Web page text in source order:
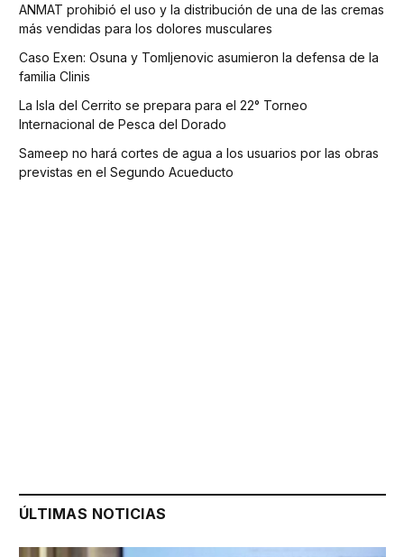
ANMAT prohibió el uso y la distribución de una de las cremas
más vendidas para los dolores musculares
Caso Exen: Osuna y Tomljenovic asumieron la defensa de la
familia Clinis
La Isla del Cerrito se prepara para el 22° Torneo
Internacional de Pesca del Dorado
Sameep no hará cortes de agua a los usuarios por las obras
previstas en el Segundo Acueducto
ÚLTIMAS NOTICIAS